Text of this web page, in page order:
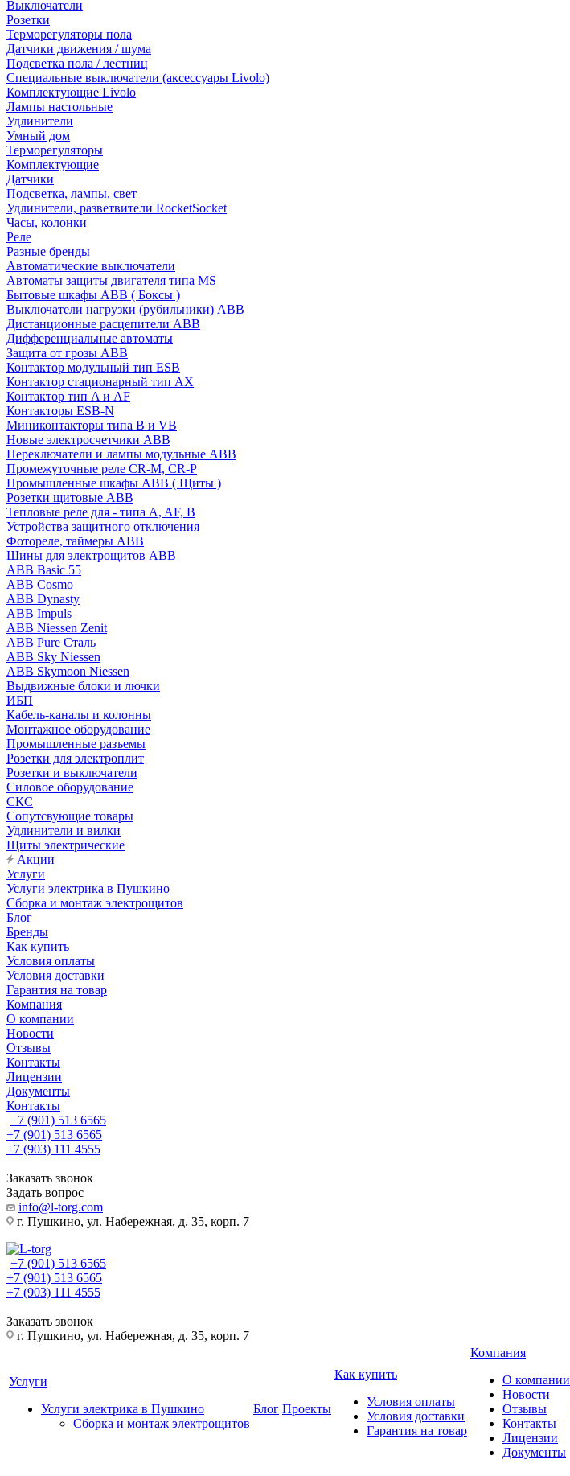
Выключатели
Розетки
Терморегуляторы пола
Датчики движения / шума
Подсветка пола / лестниц
Специальные выключатели (аксессуары Livolo)
Комплектующие Livolo
Лампы настольные
Удлинители
Умный дом
Терморегуляторы
Комплектующие
Датчики
Подсветка, лампы, свет
Удлинители, разветвители RocketSocket
Часы, колонки
Реле
Разные бренды
Автоматические выключатели
Автоматы защиты двигателя типа MS
Бытовые шкафы ABB ( Боксы )
Выключатели нагрузки (рубильники) ABB
Дистанционные расцепители ABB
Дифференциальные автоматы
Защита от грозы ABB
Контактор модульный тип ESB
Контактор стационарный тип AX
Контактор тип A и AF
Контакторы ESB-N
Миниконтакторы типа B и VB
Новые электросчетчики ABB
Переключатели и лампы модульные ABB
Промежуточные реле CR-M, CR-P
Промышленные шкафы ABB ( Щиты )
Розетки щитовые ABB
Тепловые реле для - типа A, AF, B
Устройства защитного отключения
Фотореле, таймеры ABB
Шины для электрощитов АВВ
ABB Basic 55
ABB Cosmo
ABB Dynasty
ABB Impuls
ABB Niessen Zenit
ABB Pure Сталь
ABB Sky Niessen
ABB Skymoon Niessen
Выдвижные блоки и лючки
ИБП
Кабель-каналы и колонны
Монтажное оборудование
Промышленные разъемы
Розетки для электроплит
Розетки и выключатели
Силовое оборудование
СКС
Сопутсвующие товары
Удлинители и вилки
Щиты электрические
Акции
Услуги
Услуги электрика в Пушкино
Сборка и монтаж электрощитов
Блог
Бренды
Как купить
Условия оплаты
Условия доставки
Гарантия на товар
Компания
О компании
Новости
Отзывы
Контакты
Лицензии
Документы
Контакты
+7 (901) 513 6565
+7 (901) 513 6565
+7 (903) 111 4555
Заказать звонок
Задать вопрос
info@l-torg.com
г. Пушкино, ул. Набережная, д. 35, корп. 7
+7 (901) 513 6565
+7 (901) 513 6565
+7 (903) 111 4555
Заказать звонок
г. Пушкино, ул. Набережная, д. 35, корп. 7
Услуги
Услуги электрика в Пушкино
Сборка и монтаж электрощитов
Блог Проекты
Как купить
Условия оплаты
Условия доставки
Гарантия на товар
Компания
О компании
Новости
Отзывы
Контакты
Лицензии
Документы